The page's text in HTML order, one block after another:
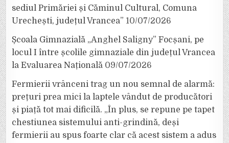
sediul Primăriei și Căminul Cultural, Comuna
Urechești, județul Vrancea” 10/07/2026
Școala Gimnazială „Anghel Saligny” Focșani, pe
locul I între școlile gimnaziale din județul Vrancea
la Evaluarea Națională 09/07/2026
Fermierii vrânceni trag un nou semnal de alarmă:
prețuri prea mici la laptele vândut de producători
și piață tot mai dificilă. „În plus, se repune pe tapet
chestiunea sistemului anti-grindină, deși
fermierii au spus foarte clar că acest sistem a adus